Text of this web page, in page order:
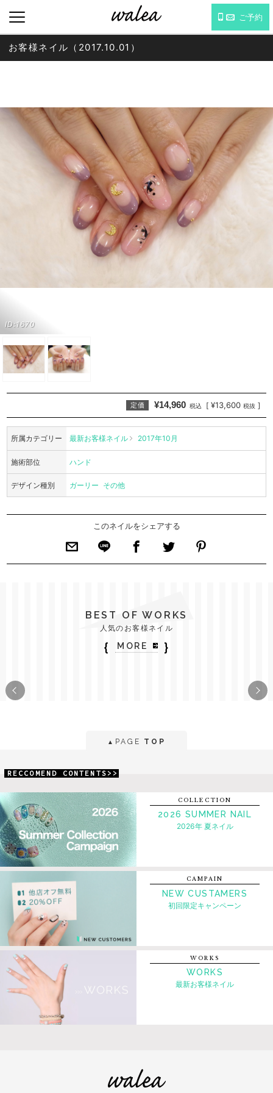
ご予約
ID:1670
お客様ネイル（2017.10.01）
定価 ¥14,960 税込 [ ¥13,600 税抜 ]
所属カテゴリー 最新お客様ネイル 2017年10月
施術部位 ハンド
デザイン種別 ガーリー その他
このネイルをシェアする
BEST OF WORKS
人気のお客様ネイル
｛ MORE ｝
▲ PAGE TOP
RECCOMEND CONTENTS>>
COLLECTION
2026 SUMMER NAIL
2026年 夏ネイル
CAMPAIN
NEW CUSTAMERS
初回限定キャンペーン
WORKS
WORKS
最新お客様ネイル